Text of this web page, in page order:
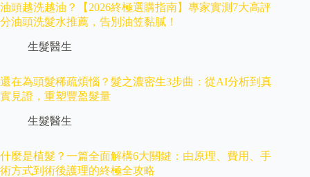
油頭越洗越油？【2026終極選購指南】專家實測7大高評
分油頭洗髮水推薦，告別油笠黏膩！
生髮醫生
還在為頭髮稀疏煩惱？髮之濃密生3步曲：從AI分析到真
實見證，重塑豐盈髮量
生髮醫生
什麼是植髮？一篇全面解構6大關鍵：由原理、費用、手
術方式到術後護理的終極全攻略